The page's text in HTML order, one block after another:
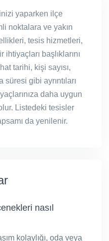
yaparken ilçe
noktalara ve yakın
tesis hizmetleri,
başlıklarını
tarihi, kişi sayısı,
gibi ayrıntıları
daha uygun
Listedeki tesisler
da yenilenir.
nasıl
kolaylığı, oda veya